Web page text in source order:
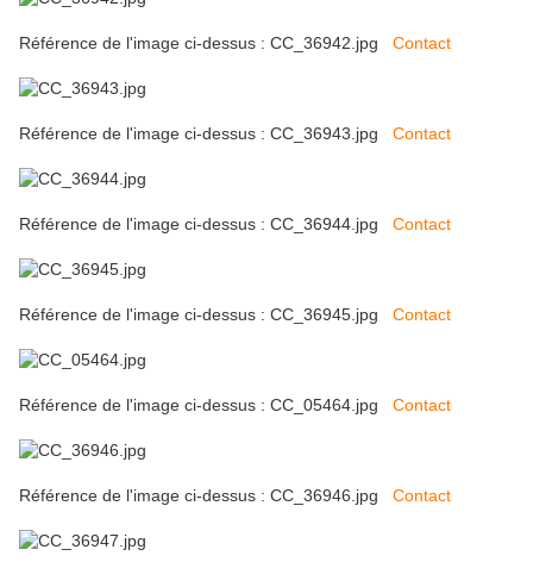
Référence de l'image ci-dessus : CC_36942.jpg Contact
Référence de l'image ci-dessus : CC_36943.jpg Contact
Référence de l'image ci-dessus : CC_36944.jpg Contact
Référence de l'image ci-dessus : CC_36945.jpg Contact
Référence de l'image ci-dessus : CC_05464.jpg Contact
Référence de l'image ci-dessus : CC_36946.jpg Contact